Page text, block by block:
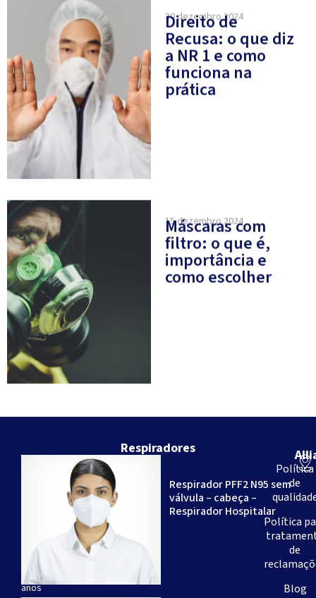
Direito de
Recusa: o que diz
a NR 1 e como
funciona na
prática
Máscaras com
filtro: o que é,
importância e
como escolher
mais
20
anos
Respiradores
Respirador PFF2 N95 sem
válvula – cabeça –
Respirador Hospitalar
Política
de
Política
de
Blog